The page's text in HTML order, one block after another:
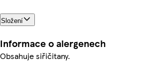
Složení
Informace o alergenech
Obsahuje siřičitany.